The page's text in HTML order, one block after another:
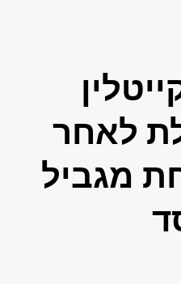
לאחר
מגביל